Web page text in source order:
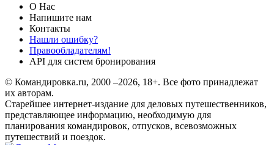
О Нас
Напишите нам
Контакты
Нашли ошибку?
Правообладателям!
API для систем бронирования
© Командировка.ru, 2000 –2026, 18+. Все фото принадлежат
их авторам.
Старейшее интернет-издание для деловых путешественников,
представляющее информацию, необходимую для
планирования командировок, отпусков, всевозможных
путешествий и поездок.